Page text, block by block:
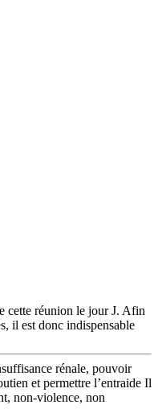
cette réunion le jour J. Afin
il est donc indispensable
rénale, pouvoir
et permettre l’entraide Il
non-violence, non